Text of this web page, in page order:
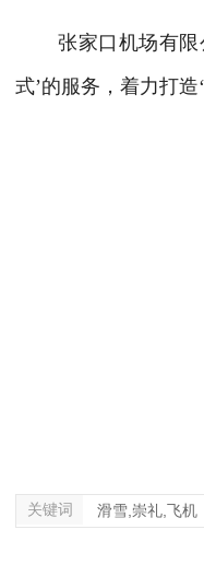
张家口机场有限公
式’的服务，着力打
关键词 滑雪,崇礼,飞机